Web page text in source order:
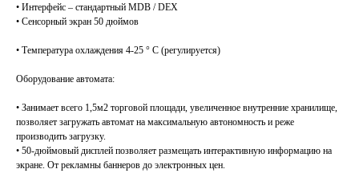
• Интерфейс – стандартный MDB / DEX
• Сенсорный экран 50 дюймов
• Температура охлаждения 4-25 ° C (регулируется)
Оборудование автомата:
• Занимает всего 1,5м2 торговой площади, увеличенное внутренние хранилище,
позволяет загружать автомат на максимальную автономность и реже
производить загрузку.
• 50-дюймовый дисплей позволяет размещать интерактивную информацию на
экране. От рекламны баннеров до электронных цен.